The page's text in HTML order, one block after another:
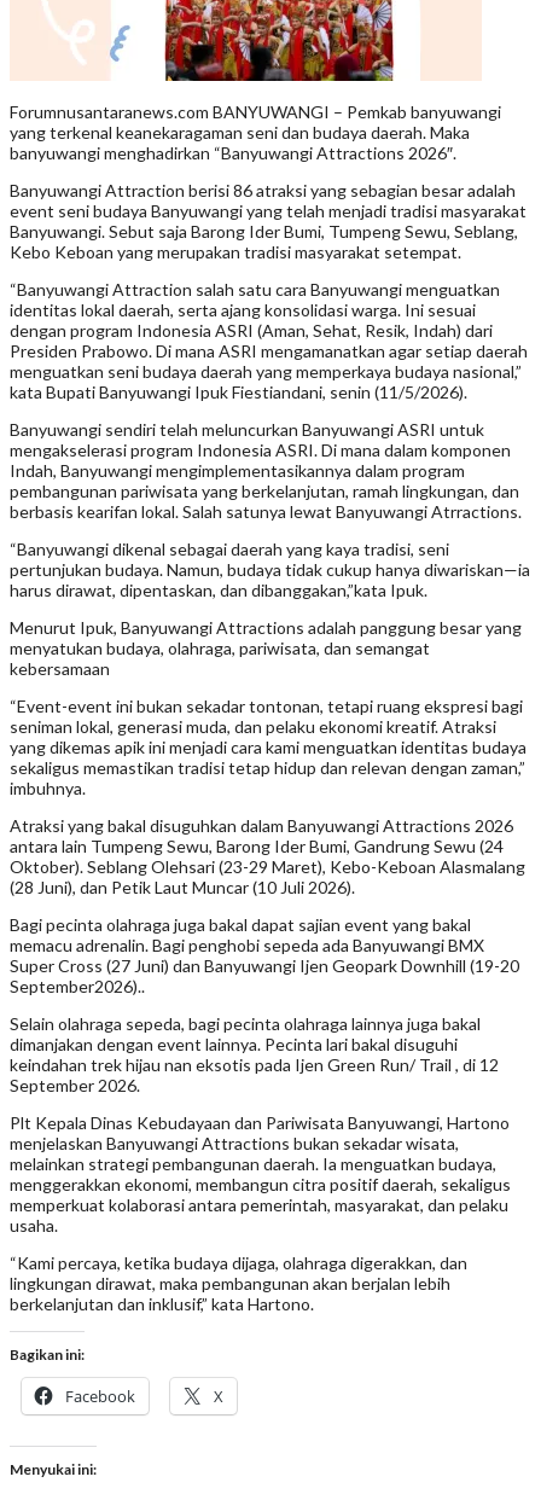
Forumnusantaranews.com BANYUWANGI – Pemkab banyuwangi
yang terkenal keanekaragaman seni dan budaya daerah. Maka
banyuwangi menghadirkan “Banyuwangi Attractions 2026″.
Banyuwangi Attraction berisi 86 atraksi yang sebagian besar adalah
event seni budaya Banyuwangi yang telah menjadi tradisi masyarakat
Banyuwangi. Sebut saja Barong Ider Bumi, Tumpeng Sewu, Seblang,
Kebo Keboan yang merupakan tradisi masyarakat setempat.
“Banyuwangi Attraction salah satu cara Banyuwangi menguatkan
identitas lokal daerah, serta ajang konsolidasi warga. Ini sesuai
dengan program Indonesia ASRI (Aman, Sehat, Resik, Indah) dari
Presiden Prabowo. Di mana ASRI mengamanatkan agar setiap daerah
menguatkan seni budaya daerah yang memperkaya budaya nasional,”
kata Bupati Banyuwangi Ipuk Fiestiandani, senin (11/5/2026).
Banyuwangi sendiri telah meluncurkan Banyuwangi ASRI untuk
mengakselerasi program Indonesia ASRI. Di mana dalam komponen
Indah, Banyuwangi mengimplementasikannya dalam program
pembangunan pariwisata yang berkelanjutan, ramah lingkungan, dan
berbasis kearifan lokal. Salah satunya lewat Banyuwangi Atrractions.
“Banyuwangi dikenal sebagai daerah yang kaya tradisi, seni
pertunjukan budaya. Namun, budaya tidak cukup hanya diwariskan—ia
harus dirawat, dipentaskan, dan dibanggakan,”kata Ipuk.
Menurut Ipuk, Banyuwangi Attractions adalah panggung besar yang
menyatukan budaya, olahraga, pariwisata, dan semangat
kebersamaan
“Event-event ini bukan sekadar tontonan, tetapi ruang ekspresi bagi
seniman lokal, generasi muda, dan pelaku ekonomi kreatif. Atraksi
yang dikemas apik ini menjadi cara kami menguatkan identitas budaya
sekaligus memastikan tradisi tetap hidup dan relevan dengan zaman,”
imbuhnya.
Atraksi yang bakal disuguhkan dalam Banyuwangi Attractions 2026
antara lain Tumpeng Sewu, Barong Ider Bumi, Gandrung Sewu (24
Oktober). Seblang Olehsari (23-29 Maret), Kebo-Keboan Alasmalang
(28 Juni), dan Petik Laut Muncar (10 Juli 2026).
Bagi pecinta olahraga juga bakal dapat sajian event yang bakal
memacu adrenalin. Bagi penghobi sepeda ada Banyuwangi BMX
Super Cross (27 Juni) dan Banyuwangi Ijen Geopark Downhill (19-20
September2026)..
Selain olahraga sepeda, bagi pecinta olahraga lainnya juga bakal
dimanjakan dengan event lainnya. Pecinta lari bakal disuguhi
keindahan trek hijau nan eksotis pada Ijen Green Run/ Trail , di 12
September 2026.
Plt Kepala Dinas Kebudayaan dan Pariwisata Banyuwangi, Hartono
menjelaskan Banyuwangi Attractions bukan sekadar wisata,
melainkan strategi pembangunan daerah. Ia menguatkan budaya,
menggerakkan ekonomi, membangun citra positif daerah, sekaligus
memperkuat kolaborasi antara pemerintah, masyarakat, dan pelaku
usaha.
“Kami percaya, ketika budaya dijaga, olahraga digerakkan, dan
lingkungan dirawat, maka pembangunan akan berjalan lebih
berkelanjutan dan inklusif,” kata Hartono.
Bagikan ini:
Facebook X
Menyukai ini: